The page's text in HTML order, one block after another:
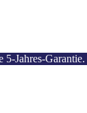
Jahres-